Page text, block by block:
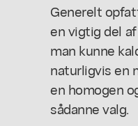
Generelt
en vigtig del
man kunne
naturligvis en
en homogen
sådanne valg.